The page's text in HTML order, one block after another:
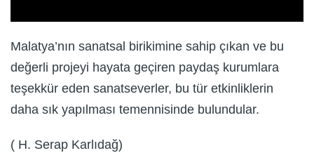
Malatya’nın sanatsal birikimine sahip çıkan ve bu
değerli projeyi hayata geçiren paydaş kurumlara
teşekkür eden sanatseverler, bu tür etkinliklerin
daha sık yapılması temennisinde bulundular.
( H. Serap Karlıdağ)